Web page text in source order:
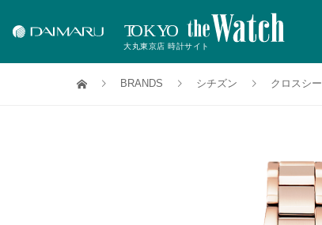
BRANDS シチズン クロスシー